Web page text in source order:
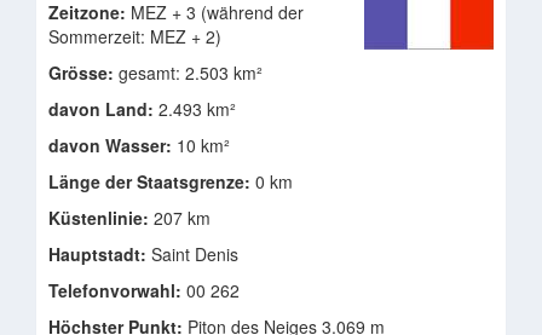
Zeitzone: MEZ + 3 (während der
Sommerzeit: MEZ + 2)
Grösse: gesamt: 2.503 km²
davon Land: 2.493 km²
davon Wasser: 10 km²
Länge der Staatsgrenze: 0 km
Küstenlinie: 207 km
Hauptstadt: Saint Denis
Telefonvorwahl: 00 262
Höchster Punkt: Piton des Neiges 3.069 m